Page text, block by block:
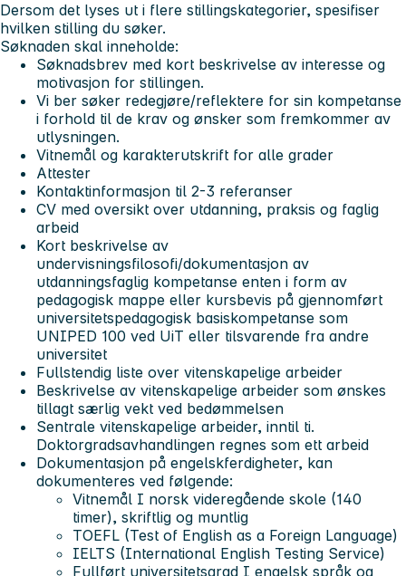
Dersom det lyses ut i flere stillingskategorier, spesifiser
hvilken stilling du søker.
Søknaden skal inneholde:
Søknadsbrev med kort beskrivelse av interesse og
motivasjon for stillingen.
Vi ber søker redegjøre/reflektere for sin kompetanse
i forhold til de krav og ønsker som fremkommer av
utlysningen.
Vitnemål og karakterutskrift for alle grader
Attester
Kontaktinformasjon til 2-3 referanser
CV med oversikt over utdanning, praksis og faglig
arbeid
Kort beskrivelse av
undervisningsfilosofi/dokumentasjon av
utdanningsfaglig kompetanse enten i form av
pedagogisk mappe eller kursbevis på gjennomført
universitetspedagogisk basiskompetanse som
UNIPED 100 ved UiT eller tilsvarende fra andre
universitet
Fullstendig liste over vitenskapelige arbeider
Beskrivelse av vitenskapelige arbeider som ønskes
tillagt særlig vekt ved bedømmelsen
Sentrale vitenskapelige arbeider, inntil ti.
Doktorgradsavhandlingen regnes som ett arbeid
Dokumentasjon på engelskferdigheter, kan
dokumenteres ved følgende:
Vitnemål I norsk videregående skole (140
timer), skriftlig og muntlig
TOEFL (Test of English as a Foreign Language)
IELTS (International English Testing Service)
Fullført universitetsgrad I engelsk språk og